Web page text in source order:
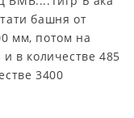
башня от
мм, потом на
в количестве 485
3400